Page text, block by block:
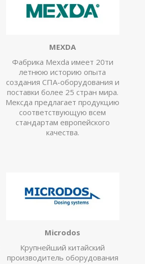
MEXDA
Фабрика Mexda имеет 20ти
летнюю историю опыта
создания СПА-оборудования и
поставки более 25 стран мира.
Мексда предлагает продукцию
соответствующую всем
стандартам европейского
качества.
Microdos
Крупнейший китайский
производитель оборудования